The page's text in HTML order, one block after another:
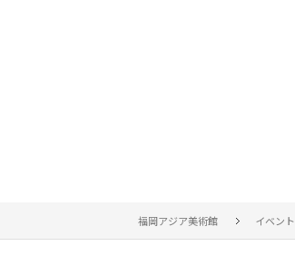
福岡アジア美術館 イベント